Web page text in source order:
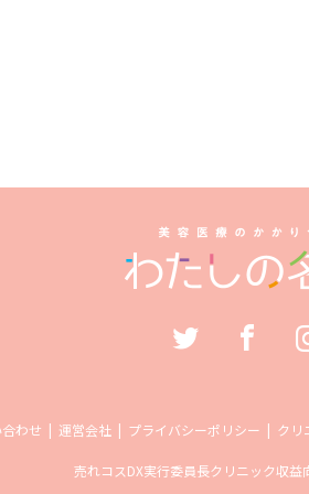
わせ 運営会社 プライバシーポリシー クリ
売れコスDX実行委員長クリニック収益